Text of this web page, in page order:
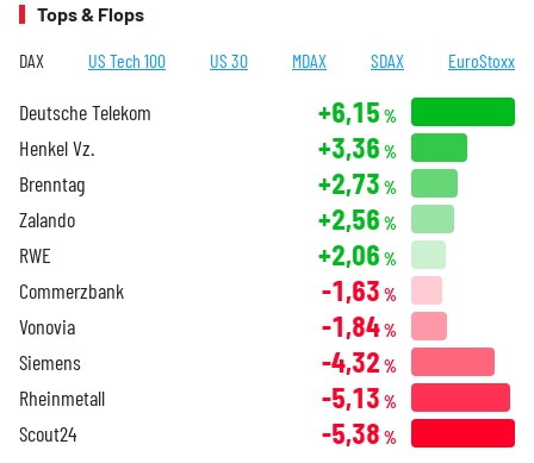
Tops & Flops
DAX US Tech 100 US 30 MDAX SDAX EuroStoxx
Deutsche Telekom +6,15 %
Henkel Vz. +3,36 %
Brenntag +2,73 %
Zalando +2,56 %
RWE +2,06 %
Commerzbank -1,63 %
Vonovia -1,84%
Siemens -4,32 %
Rheinmetall -5,13 %
Scout24 -5,38 %